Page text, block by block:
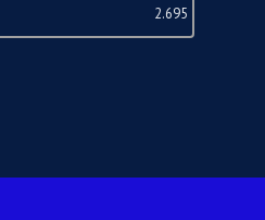
2.695